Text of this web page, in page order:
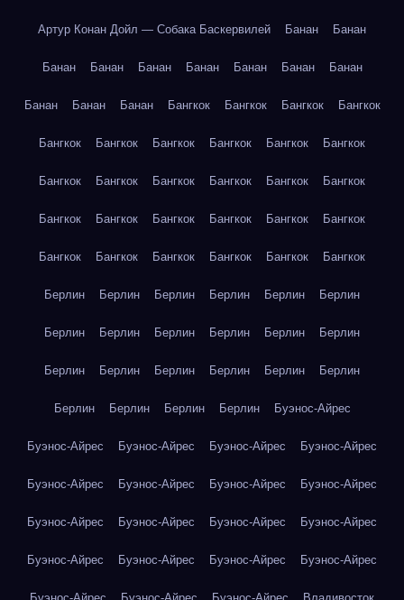
Артур Конан Дойл — Собака Баскервилей Банан Банан
Банан Банан Банан Банан Банан Банан Банан
Банан Банан Банан Бангкок Бангкок Бангкок Бангкок
Бангкок Бангкок Бангкок Бангкок Бангкок Бангкок
Бангкок Бангкок Бангкок Бангкок Бангкок Бангкок
Бангкок Бангкок Бангкок Бангкок Бангкок Бангкок
Бангкок Бангкок Бангкок Бангкок Бангкок Бангкок
Берлин Берлин Берлин Берлин Берлин Берлин
Берлин Берлин Берлин Берлин Берлин Берлин
Берлин Берлин Берлин Берлин Берлин Берлин
Берлин Берлин Берлин Берлин Буэнос-Айрес
Буэнос-Айрес Буэнос-Айрес Буэнос-Айрес Буэнос-Айрес
Буэнос-Айрес Буэнос-Айрес Буэнос-Айрес Буэнос-Айрес
Буэнос-Айрес Буэнос-Айрес Буэнос-Айрес Буэнос-Айрес
Буэнос-Айрес Буэнос-Айрес Буэнос-Айрес Буэнос-Айрес